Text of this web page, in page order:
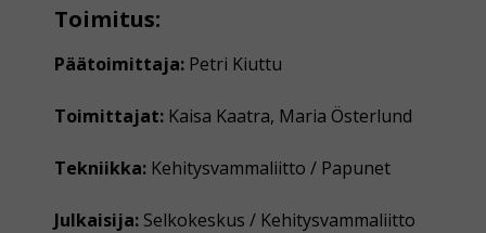
Toimitus:
Päätoimittaja: Petri Kiuttu
Toimittajat: Kaisa Kaatra, Maria Österlund
Tekniikka: Kehitysvammaliitto / Papunet
Julkaisija: Selkokeskus / Kehitysvammaliitto